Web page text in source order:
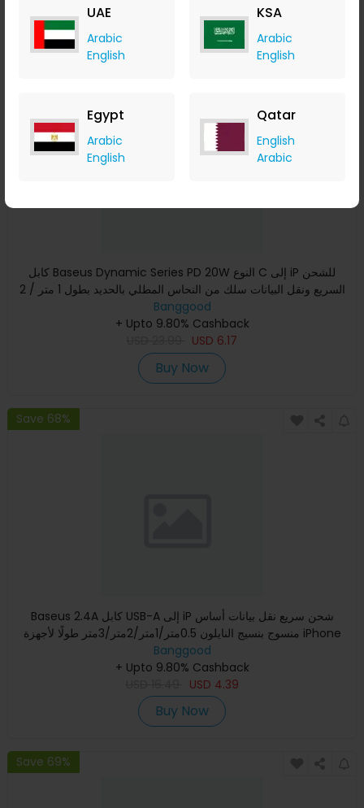
UAE
Arabic
English
KSA
Arabic
English
Egypt
Arabic
English
Qatar
English
Arabic
Buy Now
كابل Baseus Dynamic Series PD 20W النوع C إلى iP للشحن
السريع ونقل البيانات سلك من النحاس المطلي بالحديد بطول 1 متر / 2
Banggood
+ Upto 9.80% Cashback
USD 6.17
Buy Now
Save 68%
Baseus 2.4A كابل USB-A إلى iP شحن سريع نقل بيانات أساس
منسوج بنسيج النايلون 0.5متر/1متر/2متر/3متر طولًا لأجهزة iPhone
14
Banggood
+ Upto 9.80% Cashback
USD 4.39
Buy Now
Save 69%